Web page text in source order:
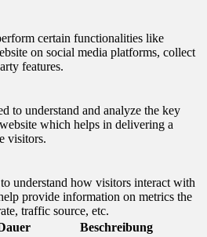
certain functionalities like
on social media platforms, collect
features.
to understand and analyze the key
which helps in delivering a
visitors.
understand how visitors interact with
provide information on metrics the
traffic source, etc.
Beschreibung